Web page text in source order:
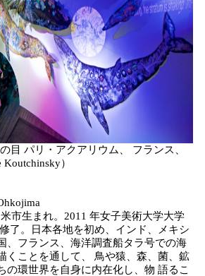
目 パリ・アクアリウム、 フランス、
Koutchinsky）
市生まれ。2011 年女子美術大学大学
了。日本各地を初め、インド、メキシ
、フランス、海洋調査船タラ号での海
くことを通して、 鳥や猿、森、菌、鉱
の環世界を自身に内在化し、物 語るこ